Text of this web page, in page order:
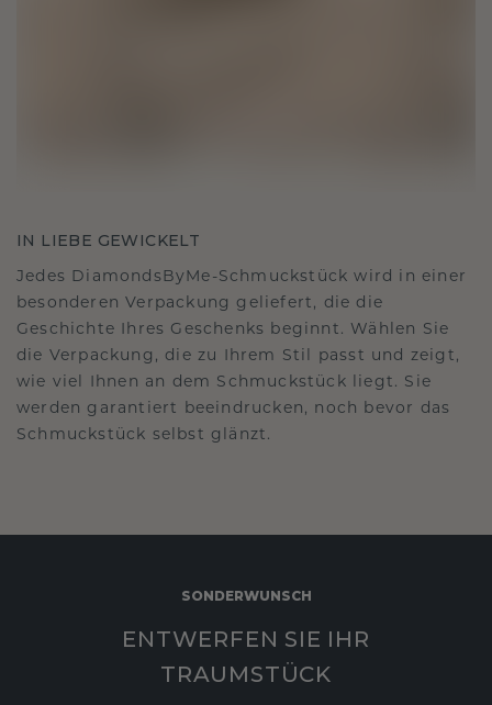
IN LIEBE GEWICKELT
Jedes DiamondsByMe-Schmuckstück wird in einer
besonderen Verpackung geliefert, die die
Geschichte Ihres Geschenks beginnt. Wählen Sie
die Verpackung, die zu Ihrem Stil passt und zeigt,
wie viel Ihnen an dem Schmuckstück liegt. Sie
werden garantiert beeindrucken, noch bevor das
Schmuckstück selbst glänzt.
SONDERWUNSCH
ENTWERFEN SIE IHR
TRAUMSTÜCK